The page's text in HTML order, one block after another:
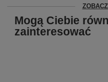
Mogą Ciebie
zainteresować